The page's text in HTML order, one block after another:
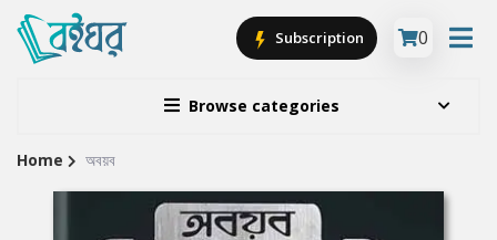
Browse categories
Subscription 0
Site
Breadcrumb
Home অবয়ব